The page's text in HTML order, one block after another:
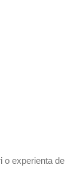
o experienta de